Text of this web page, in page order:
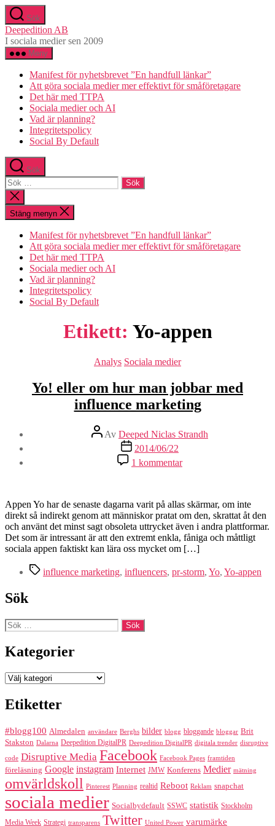
Hoppa
till
innehåll
Sök
Deepedition AB
I sociala medier sen 2009
Meny
Manifest för nyhetsbrevet ”En handfull länkar”
Att göra sociala medier mer effektivt för småföretagare
Det här med TTPA
Sociala medier och AI
Vad är planning?
Integritetspolicy
Social By Default
Sök
Sök
efter:
Stäng
sökningen
Stäng menyn
Manifest för nyhetsbrevet ”En handfull länkar”
Att göra sociala medier mer effektivt för småföretagare
Det här med TTPA
Sociala medier och AI
Vad är planning?
Integritetspolicy
Social By Default
Etikett: Yo-appen
Kategorier
Analys Sociala medier
Yo! eller om hur man jobbar med
influence marketing
Inläggsförfattare
Av Deeped Niclas Strandh
Inläggsdatum
2014/06/22
1 kommentartill
Yo!
hur
man
jobbar
med
influence
Appen Yo har de senaste dagarna varit på allas skärmar, om inte
direkt så indirekt genom att människor pratat om den, skrattat åt den
och använt det minst sagt obsoleta uttrycket även i andra plattformar.
Det som är intressant är att den extremt enkla, fåniga och måttligt
sociala appen faktiskt kan lära oss mycket om […]
Etiketter
influence marketing, influencers, pr-storm, Yo, Yo-appen
Sök
Sök
efter:
Kategorier
Kategorier
Etiketter
#blogg100 Almedalen användare Berghs bilder blogg bloggande bloggar Brit
Stakston Dalarna Deepedition DigitalPR Deepedition DigitalPR digitala trender disruptive
code Disruptive Media Facebook Facebook Pages framtiden
föreläsning Google instagram Internet JMW Konferens Medier mätning
omvärldskoll Pinterest Planning realtid Reboot Reklam snapchat
sociala medier Socialbydefault SSWC statistik Stockholm
Media Week Strategi transparens Twitter United Power varumärke